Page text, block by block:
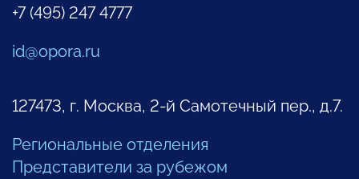
+7 (495) 247 4777
id@opora.ru
127473, г. Москва, 2-й Самотечный пер., д.7.
Региональные отделения
Представители за рубежом